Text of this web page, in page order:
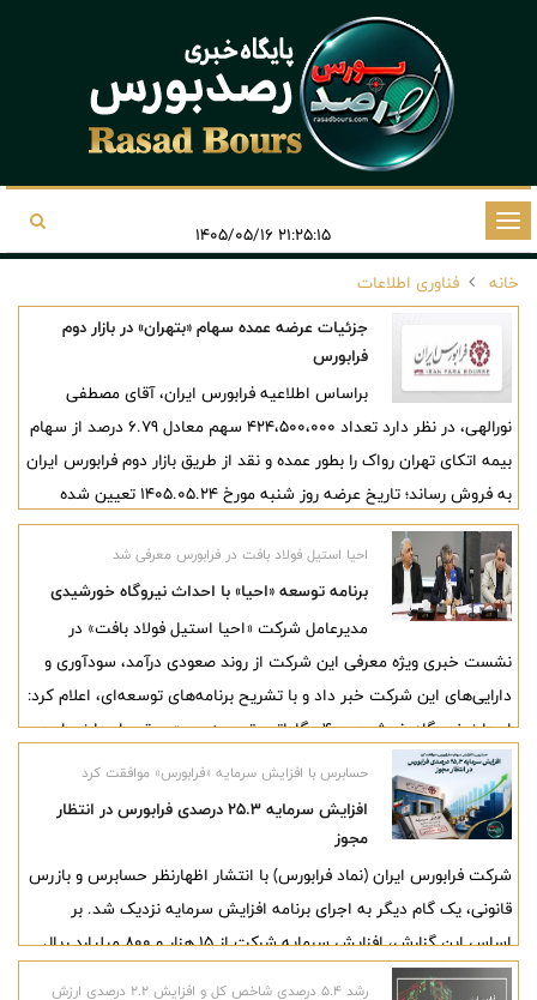
تغییر
وضعیت
ناوبری
خانه
فناوری اطلاعات
جزئیات عرضه عمده سهام «بتهران» در بازار دوم
فرابورس
براساس اطلاعیه فرابورس ایران، آقای مصطفی
نورالهی، در نظر دارد تعداد 424،500،000 سهم معادل 6.79 درصد از سهام
بیمه اتکای تهران رواک را بطور عمده و نقد از طریق بازار دوم فرابورس ایران
به فروش رساند؛ تاریخ عرضه روز شنبه مورخ 1405.05.24 تعیین شده
است.
احیا استیل فولاد بافت در فرابورس معرفی شد
برنامه توسعه «احیا» با احداث نیروگاه خورشیدی
مدیرعامل شرکت «احیا استیل فولاد بافت» در
نشست خبری ویژه معرفی این شرکت از روند صعودی درآمد، سودآوری و
دارایی‌های این شرکت خبر داد و با تشریح برنامه‌های توسعه‌ای، اعلام کرد:
احداث نیروگاه خورشیدی ۴۰ مگاواتی، توسعه پست برق و احداث واحد
بریکت گرم در دستور کار این مجموعه قرار دارد.
حسابرس با افزایش سرمایه «فرابورس» موافقت کرد
افزایش سرمایه ۲۵.۳ درصدی فرابورس در انتظار
مجوز
شرکت فرابورس ایران (نماد فرابورس) با انتشار اظهارنظر حسابرس و بازرس
قانونی، یک گام دیگر به اجرای برنامه افزایش سرمایه نزدیک شد. بر
اساس این گزارش، افزایش سرمایه شرکت از 15 هزار و 800 میلیارد ریال
به 19 هزار و 800 میلیارد ریال از محل سود انباشته و سایر اندوخته‌ها با
رشد ۵.۴ درصدی شاخص کل و افزایش ۲.۲ درصدی ارزش